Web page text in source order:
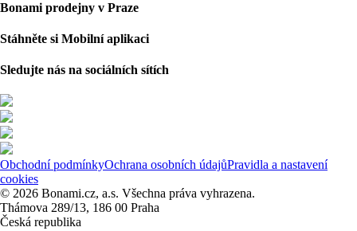
Bonami prodejny v Praze
Stáhněte si Mobilní aplikaci
Sledujte nás na sociálních sítích
Obchodní podmínkyOchrana osobních údajůPravidla a nastavení
cookies
© 2026 Bonami.cz, a.s. Všechna práva vyhrazena.
Thámova 289/13, 186 00 Praha
Česká republika